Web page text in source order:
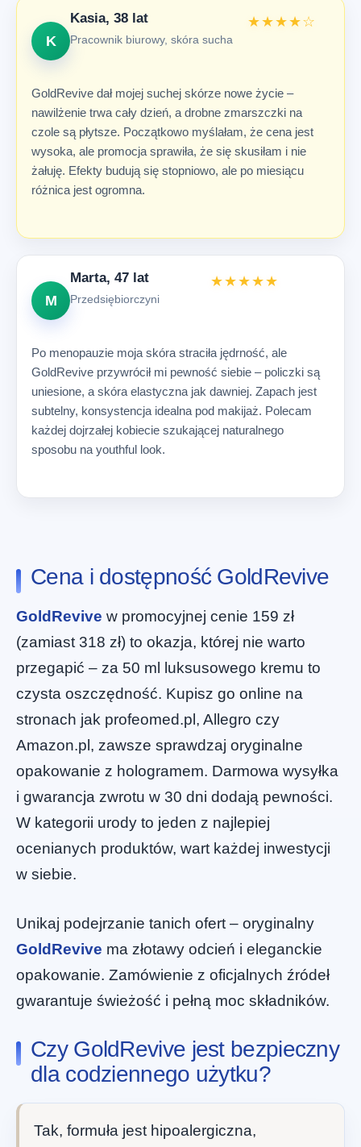
K
Kasia, 38 lat
Pracownik biurowy, skóra sucha
★★★★☆
GoldRevive dał mojej suchej skórze nowe życie –
nawilżenie trwa cały dzień, a drobne zmarszczki na
czole są płytsze. Początkowo myślałam, że cena jest
wysoka, ale promocja sprawiła, że się skusiłam i nie
żałuję. Efekty budują się stopniowo, ale po miesiącu
różnica jest ogromna.
M
Marta, 47 lat
Przedsiębiorczyni
★★★★★
Po menopauzie moja skóra straciła jędrność, ale
GoldRevive przywrócił mi pewność siebie – policzki są
uniesione, a skóra elastyczna jak dawniej. Zapach jest
subtelny, konsystencja idealna pod makijaż. Polecam
każdej dojrzałej kobiecie szukającej naturalnego
sposobu na youthful look.
Cena i dostępność GoldRevive
GoldRevive w promocyjnej cenie 159 zł
(zamiast 318 zł) to okazja, której nie warto
przegapić – za 50 ml luksusowego kremu to
czysta oszczędność. Kupisz go online na
stronach jak profeomed.pl, Allegro czy
Amazon.pl, zawsze sprawdzaj oryginalne
opakowanie z hologramem. Darmowa wysyłka
i gwarancja zwrotu w 30 dni dodają pewności.
W kategorii urody to jeden z najlepiej
ocenianych produktów, wart każdej inwestycji
w siebie.
Unikaj podejrzanie tanich ofert – oryginalny
GoldRevive ma złotawy odcień i eleganckie
opakowanie. Zamówienie z oficjalnych źródeł
gwarantuje świeżość i pełną moc składników.
Czy GoldRevive jest bezpieczny
dla codziennego użytku?
Tak, formuła jest hipoalergiczna,